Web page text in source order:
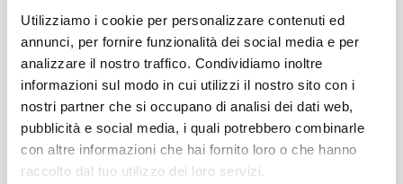
Utilizziamo i cookie per personalizzare contenuti ed
annunci, per fornire funzionalità dei social media e per
analizzare il nostro traffico. Condividiamo inoltre
informazioni sul modo in cui utilizzi il nostro sito con i
nostri partner che si occupano di analisi dei dati web,
pubblicità e social media, i quali potrebbero combinarle
con altre informazioni che hai fornito loro o che hanno
raccolto dal tuo utilizzo dei loro servizi.
per avere la massima flessibilità nel conciliare
studio e impegni personali.
Scopri l'offerta formativa
Corsi di Laurea Uninettuno
Master Uninettuno